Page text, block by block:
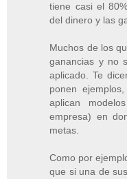
tiene casi el
del dinero y las
Muchos de los
ganancias y no
aplicado. Te
ponen
aplican
empresa) en
metas.
Como por
que si una de